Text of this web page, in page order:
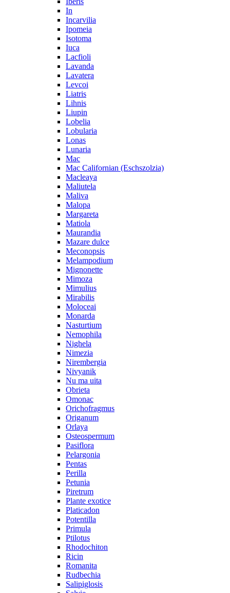
In
Incarvilia
Ipomeia
Isotoma
Iuca
Lacfioli
Lavanda
Lavatera
Levcoi
Liatris
Lihnis
Liupin
Lobelia
Lobularia
Lonas
Lunaria
Mac
Mac Californian (Eschszolzia)
Macleaya
Maliutela
Maliva
Malopa
Margareta
Matiola
Maurandia
Mazare dulce
Meconopsis
Melampodium
Mignonette
Mimoza
Mimulius
Mirabilis
Moloceai
Monarda
Nasturtium
Nemophila
Nighela
Nimezia
Nirembergia
Nivyanik
Nu ma uita
Obrieta
Omonac
Orichofragmus
Origanum
Orlaya
Osteospermum
Pasiflora
Pelargonia
Pentas
Perilla
Petunia
Piretrum
Plante exotice
Platicadon
Potentilla
Primula
Ptilotus
Rhodochiton
Ricin
Romanita
Rudbechia
Salipiglosis